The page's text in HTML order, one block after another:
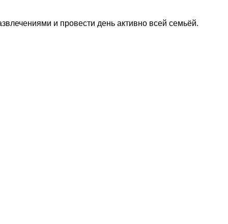
и провести день активно всей семьёй.